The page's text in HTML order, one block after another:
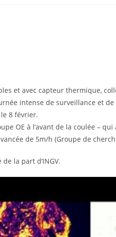
et avec capteur thermique,
intense de surveillance et
8 février.
OE à l’avant de la coulée –
de 5m/h (Groupe de
la part d’INGV.